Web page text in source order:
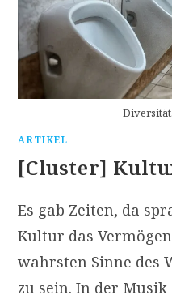
ARTIKEL
[Cluster]
Es gab Zeiten, da
Kultur das
wahrsten Sinne des
zu sein. In der